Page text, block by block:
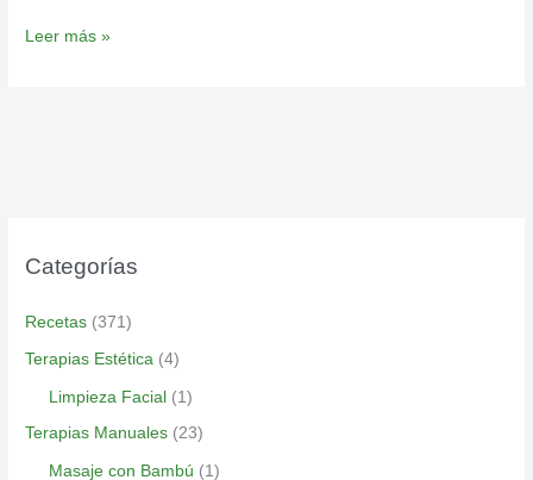
Leer más »
Categorías
Recetas (371)
Terapias Estética (4)
Limpieza Facial (1)
Terapias Manuales (23)
Masaje con Bambú (1)